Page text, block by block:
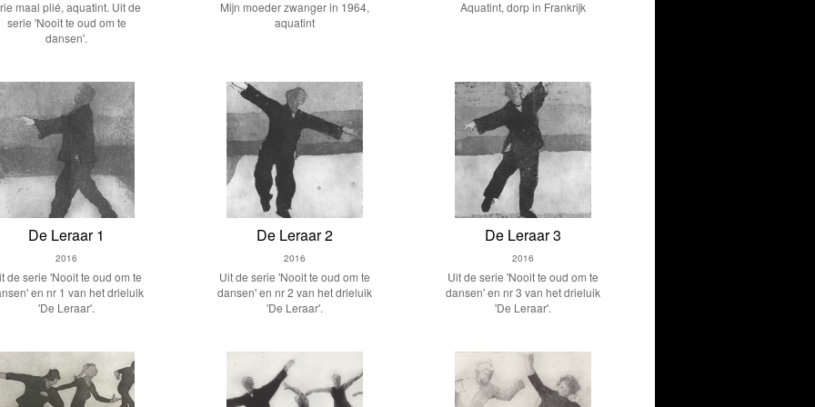
maal plié, aquatint. Uit de
serie 'Nooit te oud om te
dansen'.
Mijn moeder zwanger in 1964,
aquatint
Aquatint, dorp in Frankrijk
De Leraar 1
2016
de serie 'Nooit te oud om te
en nr 1 van het drieluik
'De Leraar'.
De Leraar 2
2016
Uit de serie 'Nooit te oud om te
dansen' en nr 2 van het drieluik
'De Leraar'.
De Leraar 3
2016
Uit de serie 'Nooit te oud om te
dansen' en nr 3 van het drieluik
'De Leraar'.